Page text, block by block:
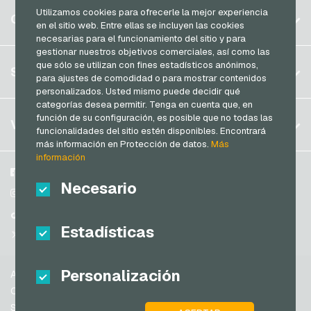
Utilizamos cookies para ofrecerle la mejor experiencia
en el sitio web. Entre ellas se incluyen las cookies
necesarias para el funcionamiento del sitio y para
gestionar nuestros objetivos comerciales, así como las
que sólo se utilizan con fines estadísticos anónimos,
para ajustes de comodidad o para mostrar contenidos
personalizados. Usted mismo puede decidir qué
categorías desea permitir. Tenga en cuenta que, en
función de su configuración, es posible que no todas las
funcionalidades del sitio estén disponibles. Encontrará
más información en Protección de datos.Más
información
Necesario
Estadísticas
Personalización
Transcash Tarjetas de pago
Bélgica
Brasil
Alemania (DE)
Alemania (EN)
Francia
Italia
Países Bajos
Portugal
Suiza (FR)
España
Estados Unidos de América (EN)
CUENTA
Registrar
Iniciar sesión
Mi carrito
SERVICIO
FAQ
Modos de pago
Condiciones generales
Protección de datos
VGO-SHOP
Sobre nosotros
Participantes
Instagram
@VGO_com
Ayuda
Condiciones generales
Seguridad y verificación